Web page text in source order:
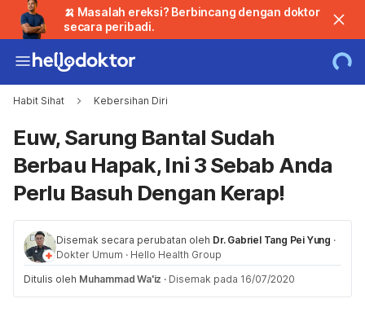
🍌 Masalah ereksi? Berbincang dengan doktor
secara peribadi.
Habit Sihat Kebersihan Diri
Euw, Sarung Bantal Sudah
Berbau Hapak, Ini 3 Sebab Anda
Perlu Basuh Dengan Kerap!
Disemak secara perubatan oleh Dr. Gabriel Tang Pei Yung ·
Dokter Umum · Hello Health Group
Ditulis oleh Muhammad Wa'iz · Disemak pada 16/07/2020